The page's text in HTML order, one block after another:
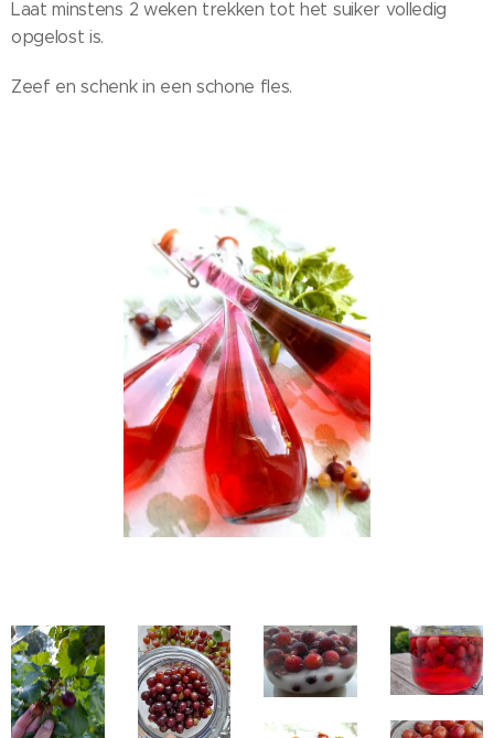
Laat minstens 2 weken trekken tot het suiker volledig
opgelost is.
Zeef en schenk in een schone fles.